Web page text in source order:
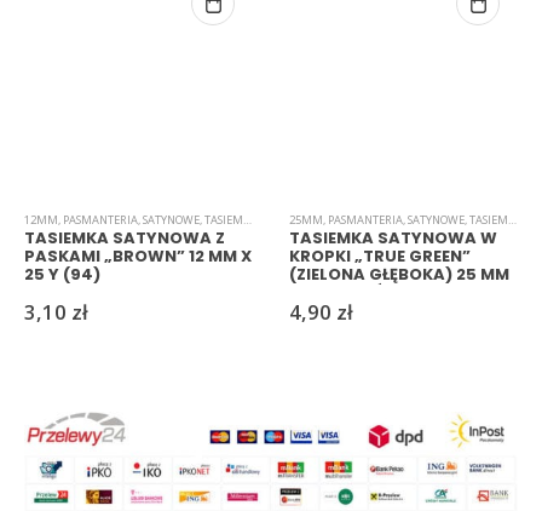
12MM, PASMANTERIA,SATYNOWE,TASIEMKI
TASIEMKA SATYNOWA Z
PASKAMI „BROWN” 12 MM X
25 Y (94)
3,10 zł
25MM, PASMANTERIA,SATYNOWE,TASIEMKI
TASIEMKA SATYNOWA W
KROPKI „TRUE GREEN”
(ZIELONA GŁĘBOKA) 25 MM
4,90 zł